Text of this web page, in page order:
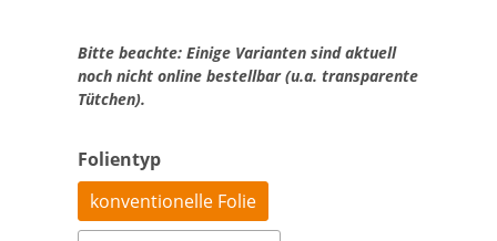
Bitte beachte: Einige Varianten sind aktuell
noch nicht online bestellbar (u.a. transparente
Tütchen).
Folientyp
konventionelle Folie